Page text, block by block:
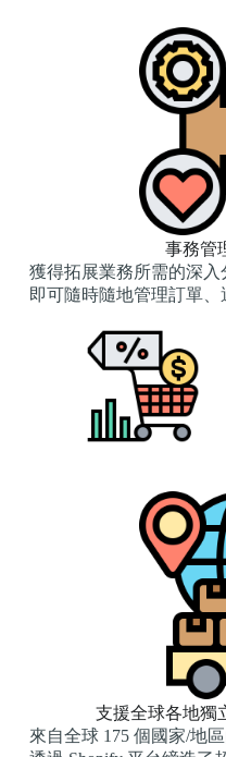
事務管
獲得拓展業務所需的深入
即可隨時隨地管理訂單、
支援全球各地獨
來自全球 175 個國家/地